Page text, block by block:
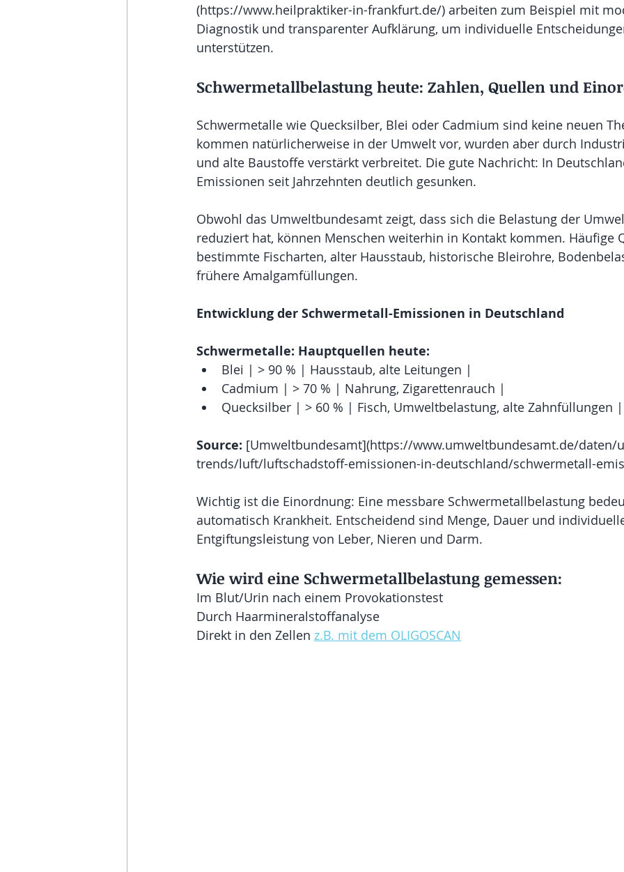
(https://www.heilpraktiker-in-frankfurt.de/) arbeiten zum Beispiel mit
Diagnostik und transparenter Aufklärung, um individuelle
unterstützen.
Schwermetallbelastung heute: Zahlen, Quellen und
Schwermetalle wie Quecksilber, Blei oder Cadmium sind keine neuen
kommen natürlicherweise in der Umwelt vor, wurden aber durch
und alte Baustoffe verstärkt verbreitet. Die gute Nachricht: In
Emissionen seit Jahrzehnten deutlich gesunken.
Obwohl das Umweltbundesamt zeigt, dass sich die Belastung der
reduziert hat, können Menschen weiterhin in Kontakt kommen. Häufige
bestimmte Fischarten, alter Hausstaub, historische Bleirohre,
frühere Amalgamfüllungen.
Entwicklung der Schwermetall-Emissionen in Deutschland
Schwermetalle: Hauptquellen heute:
Blei | > 90 % | Hausstaub, alte Leitungen |
Cadmium | > 70 % | Nahrung, Zigarettenrauch |
Quecksilber | > 60 % | Fisch, Umweltbelastung, alte Zahnfüllungen |
Source: [Umweltbundesamt](https://www.umweltbundesamt.de/daten/
trends/luft/luftschadstoff-emissionen-in-deutschland/schwermetall-
Wichtig ist die Einordnung: Eine messbare Schwermetallbelastung
automatisch Krankheit. Entscheidend sind Menge, Dauer und
Entgiftungsleistung von Leber, Nieren und Darm.
Wie wird eine Schwermetallbelastung gemessen:
Im Blut/Urin nach einem Provokationstest
Durch Haarmineralstoffanalyse
Direkt in den Zellen z.B. mit dem OLIGOSCAN